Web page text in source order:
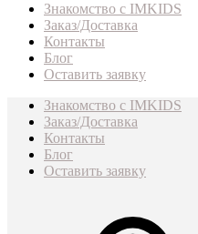
Знакомство с IMKIDS
Заказ/Доставка
Контакты
Блог
Оставить заявку
Знакомство с IMKIDS
Заказ/Доставка
Контакты
Блог
Оставить заявку